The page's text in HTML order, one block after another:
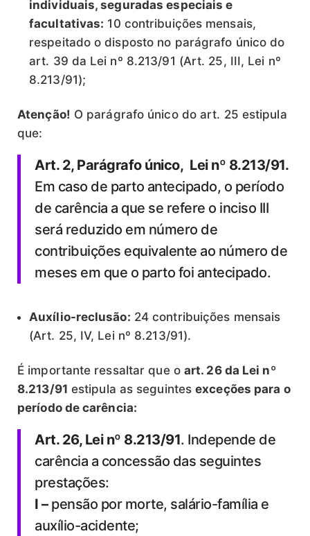
individuais, seguradas especiais e
facultativas: 10 contribuições mensais,
respeitado o disposto no parágrafo único do
art. 39 da Lei nº 8.213/91 (Art. 25, III, Lei nº
8.213/91);
Atenção! O parágrafo único do art. 25 estipula
que:
Art. 2, Parágrafo único, Lei nº 8.213/91.
Em caso de parto antecipado, o período
de carência a que se refere o inciso III
será reduzido em número de
contribuições equivalente ao número de
meses em que o parto foi antecipado.
Auxílio-reclusão: 24 contribuições mensais
(Art. 25, IV, Lei nº 8.213/91).
É importante ressaltar que o art. 26 da Lei nº
8.213/91 estipula as seguintesexceções para o
período de carência:
Art. 26, Lei nº 8.213/91. Independe de
carência a concessão das seguintes
prestações:
I –pensão por morte, salário-família e
auxílio-acidente;